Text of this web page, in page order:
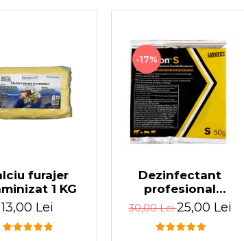
furajer
1 KG
13,00 Lei
-17%
Dezinfectant
profesional
pulbere Virkon S
50 gr
30,00 Lei25,00 Lei